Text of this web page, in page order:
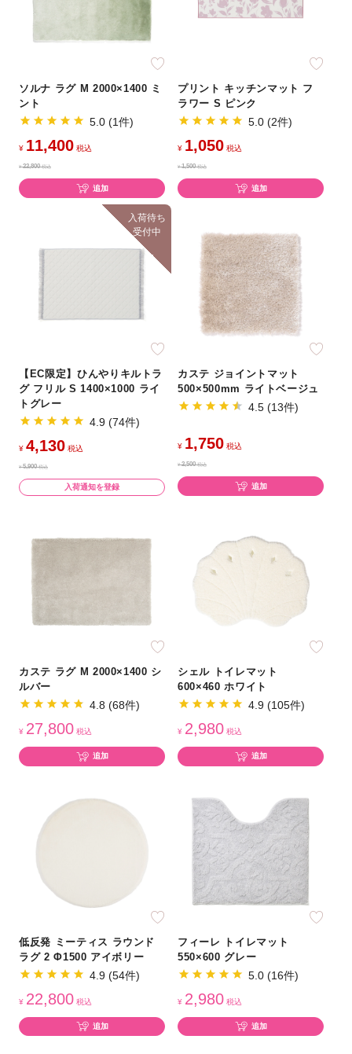
ソルナ ラグ M 2000×1400 ミ
ント
5.0 (1件)
¥ 11,400 税込
¥22,800税込
追加
プリント キッチンマット フ
ラワー S ピンク
5.0 (2件)
¥ 1,050 税込
¥1,500税込
追加
入荷待ち
受付中
【EC限定】ひんやりキルトラ
グ フリル S 1400×1000 ライ
トグレー
4.9 (74件)
¥ 4,130 税込
¥5,900税込
入荷通知を登録
カステ ジョイントマット
500×500mm ライトベージュ
4.5 (13件)
¥ 1,750 税込
¥2,500税込
追加
カステ ラグ M 2000×1400 シ
ルバー
4.8 (68件)
¥ 27,800 税込
追加
シェル トイレマット
600×460 ホワイト
4.9 (105件)
¥ 2,980 税込
追加
低反発 ミーティス ラウンド
ラグ 2 Φ1500 アイボリー
4.9 (54件)
¥ 22,800 税込
追加
フィーレ トイレマット
550×600 グレー
5.0 (16件)
¥ 2,980 税込
追加